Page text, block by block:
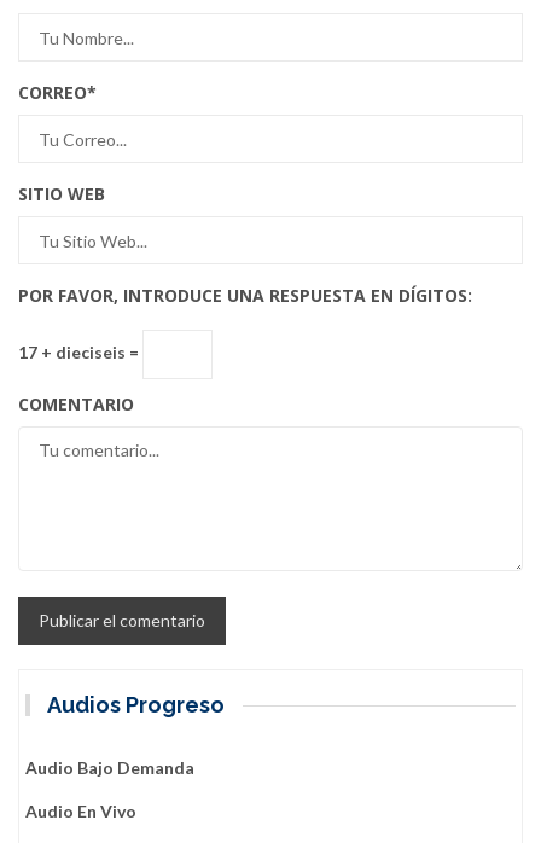
CORREO*
SITIO WEB
POR FAVOR, INTRODUCE UNA RESPUESTA EN DÍGITOS:
17 + dieciseis =
COMENTARIO
Audios Progreso
Audio Bajo Demanda
Audio En Vivo